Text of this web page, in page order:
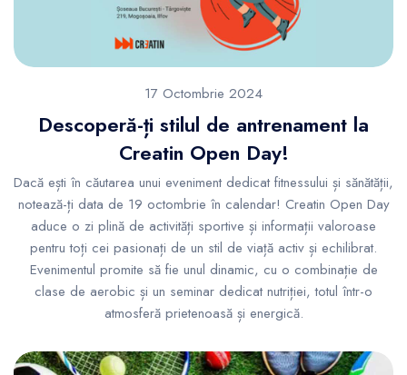
17 Octombrie 2024
Descoperă-ți stilul de antrenament la
Creatin Open Day!
Dacă ești în căutarea unui eveniment dedicat fitnessului și sănătății,
notează-ți data de 19 octombrie în calendar! Creatin Open Day
aduce o zi plină de activități sportive și informații valoroase
pentru toți cei pasionați de un stil de viață activ și echilibrat.
Evenimentul promite să fie unul dinamic, cu o combinație de
clase de aerobic și un seminar dedicat nutriției, totul într-o
atmosferă prietenoasă și energică.